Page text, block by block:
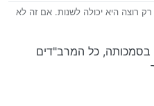
רוצה היא יכולה לשנות. אם זה לא
סובלים מהתקנה הזו, זה נהגי
בזה…
בסמכותה, כל המרב"דים